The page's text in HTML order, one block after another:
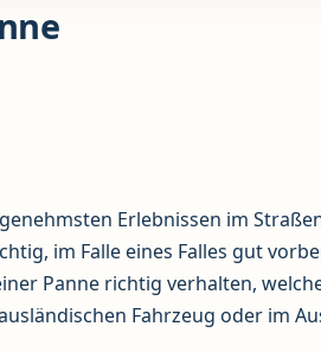
Erlebnissen im
im Falle eines Falles gut
Panne richtig verhalten,
Fahrzeug oder im